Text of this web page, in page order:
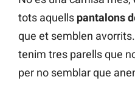
tots aquells pantalons
que et semblen
tenim tres parells que
per no semblar que